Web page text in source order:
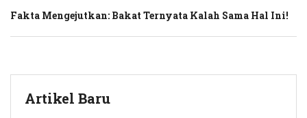
Fakta Mengejutkan: Bakat Ternyata Kalah Sama Hal Ini!
Artikel Baru